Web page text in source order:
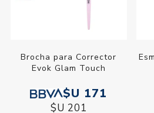
Brocha para Corrector
Evok Glam Touch
$U 171
$U 201